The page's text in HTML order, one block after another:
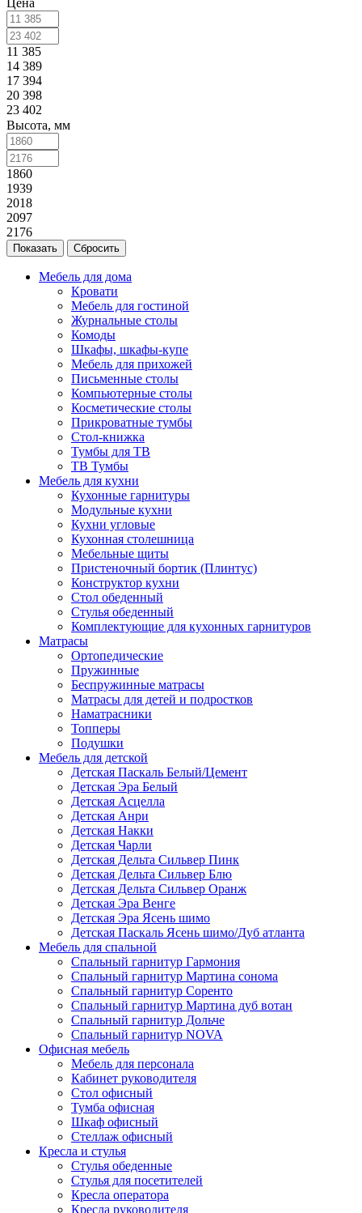
11 385
14 389
17 394
20 398
23 402
Высота, мм
1860
1939
2018
2097
2176
Сбросить
Мебель для дома
Кровати
Мебель для гостиной
Журнальные столы
Комоды
Шкафы, шкафы-купе
Мебель для прихожей
Письменные столы
Компьютерные столы
Косметические столы
Прикроватные тумбы
Стол-книжка
Тумбы для ТВ
ТВ Тумбы
Мебель для кухни
Кухонные гарнитуры
Модульные кухни
Кухни угловые
Кухонная столешница
Мебельные щиты
Пристеночный бортик (Плинтус)
Конструктор кухни
Стол обеденный
Стулья обеденный
Комплектующие для кухонных гарнитуров
Матраcы
Ортопедические
Пружинные
Беспружинные матрасы
Матрасы для детей и подростков
Наматрасники
Топперы
Подушки
Мебель для детской
Детская Паскаль Белый/Цемент
Детская Эра Белый
Детская Асцелла
Детская Анри
Детская Накки
Детская Чарли
Детская Дельта Сильвер Пинк
Детская Дельта Сильвер Блю
Детская Дельта Сильвер Оранж
Детская Эра Венге
Детская Эра Ясень шимо
Детская Паскаль Ясень шимо/Дуб атланта
Мебель для спальной
Спальный гарнитур Гармония
Спальный гарнитур Мартина сонома
Спальный гарнитур Соренто
Спальный гарнитур Мартина дуб вотан
Спальный гарнитур Дольче
Спальный гарнитур NOVA
Офисная мебель
Мебель для персонала
Кабинет руководителя
Стол офисный
Тумба офисная
Шкаф офисный
Стеллаж офисный
Кресла и стулья
Стулья обеденные
Стулья для посетителей
Кресла оператора
Кресла руководителя